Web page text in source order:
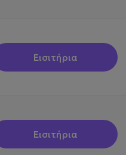
Εισιτήρια
Εισιτήρια